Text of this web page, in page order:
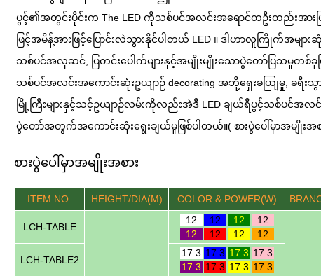
ပွင့်၏အတွင်းပိုင်းက The LED ကိုသစ်ပင်အလင်းအရောင်တဦးတည်းအား
ဖြင့်အမိန့်အားဖြင့်ပြောင်းလဲသွားနိုင်ပါတယ် LED ။ ဒါဟာလူကြိုက်အမျာ
သစ်ပင်အလှဆင်, ပြတင်းပေါက်များနှင့်အမျိုးမျိုးသောပွဲတော်ပြသမှုတစ်ခု
သစ်ပင်အလင်းအကောင်းဆုံးဥယျာဉ် decorating အဘို့ရှေးခယျြမှု, ခရီးသွာ
မြို့ကြီးများနှင့်သင့်ဥယျာဉ်လမ်းကိုလည်းအဲဒီ LED ချယ်ရီပွင့်သစ်ပင်အလင်းကွဲ
ပွဲတော်အတွက်အကောင်းဆုံးရွေးချယ်မှုဖြစ်ပါတယ်။( စားပွဲပေါ်မှာအမျိုးအစ
စားပွဲပေါ်မှာအမျိုးအစား
ITEM NO. HEIGHT/DIA(M) COLOR & POWER(W)
LCH-TABLE
12 12 12
12
12
12 12 12
LCH-TABLE2
17.3 17.3 17.3 17.3
17.3 17.3 17.3 17.3